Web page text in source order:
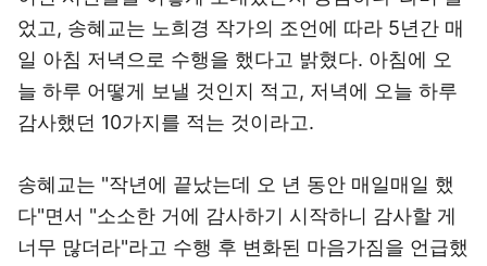
었고, 송혜교는 노희경 작가의 조언에 따라 5년간 매
일 아침 저녁으로 수행을 했다고 밝혔다. 아침에 오
늘 하루 어떻게 보낼 것인지 적고, 저녁에 오늘 하루
감사했던 10가지를 적는 것이라고.
송혜교는 "작년에 끝났는데 오 년 동안 매일매일 했
다"면서 "소소한 거에 감사하기 시작하니 감사할 게
너무 많더라"라고 수행 후 변화된 마음가짐을 언급했